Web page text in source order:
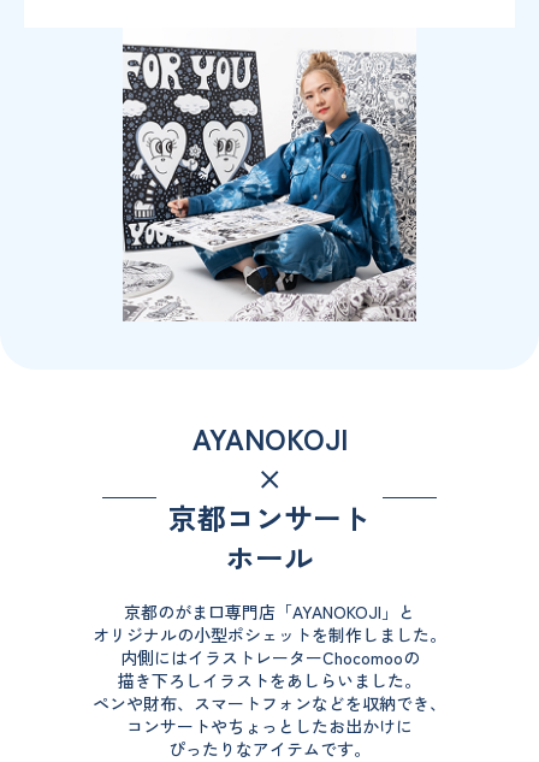
AYANOKOJI
×
京都コンサート
ホール
京都のがま口専門店「AYANOKOJI」と
オリジナルの小型ポシェットを制作しました。
内側にはイラストレーターChocomooの
描き下ろしイラストをあしらいました。
ペンや財布、スマートフォンなどを収納でき、
コンサートやちょっとしたお出かけに
ぴったりなアイテムです。